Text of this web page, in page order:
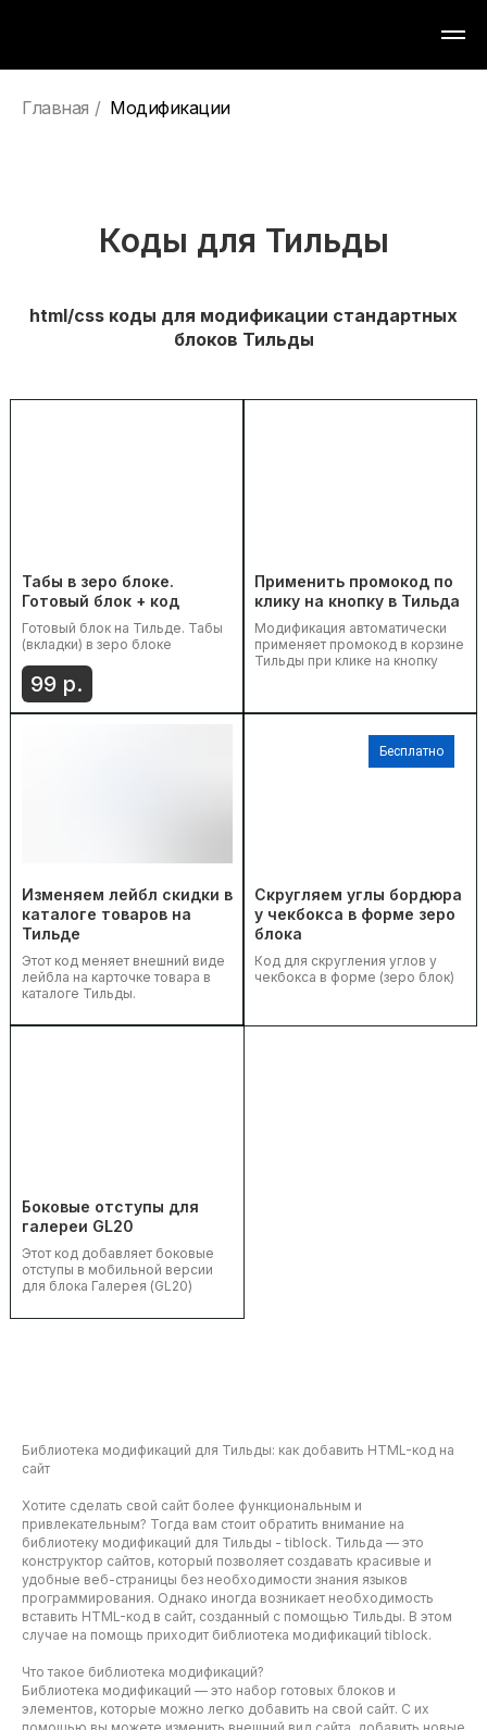
Главная / Модификации
Коды для Тильды
html/css коды для модификации стандартных
блоков Тильды
Табы в зеро блоке.
Готовый блок + код
Готовый блок на Тильде. Табы
(вкладки) в зеро блоке
99 р.
Применить промокод по
клику на кнопку в Тильда
Модификация автоматически
применяет промокод в корзине
Тильды при клике на кнопку
Изменяем лейбл скидки в
каталоге товаров на
Тильде
Этот код меняет внешний виде
лейбла на карточке товара в
каталоге Тильды.
Бесплатно
Скругляем углы бордюра
у чекбокса в форме зеро
блока
Код для скругления углов у
чекбокса в форме (зеро блок)
Боковые отступы для
галереи GL20
Этот код добавляет боковые
отступы в мобильной версии
для блока Галерея (GL20)
Библиотека модификаций для Тильды: как добавить HTML-код на
сайт
Хотите сделать свой сайт более функциональным и
привлекательным? Тогда вам стоит обратить внимание на
библиотеку модификаций для Тильды - tiblock. Тильда — это
конструктор сайтов, который позволяет создавать красивые и
удобные веб-страницы без необходимости знания языков
программирования. Однако иногда возникает необходимость
вставить HTML-код в сайт, созданный с помощью Тильды. В этом
случае на помощь приходит библиотека модификаций tiblock.
Что такое библиотека модификаций?
Библиотека модификаций — это набор готовых блоков и
элементов, которые можно легко добавить на свой сайт. С их